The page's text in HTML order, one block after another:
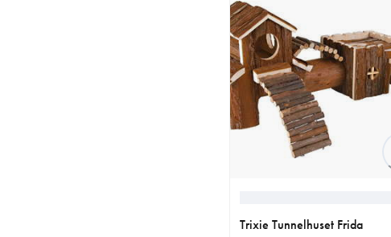
Trixie Tunnelhuset Frida